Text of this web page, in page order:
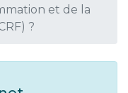
et de la
?